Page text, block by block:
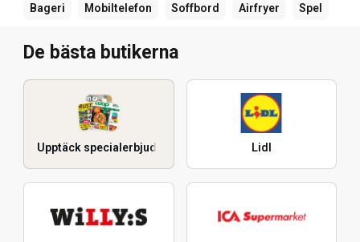
Bageri Mobiltelefon Soffbord Airfryer Spel
De bästa butikerna
Upptäck specialerbjudanden Lidl